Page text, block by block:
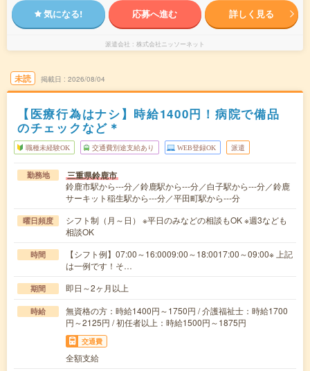
気になる! 応募へ進む 詳しく見る
派遣会社 株式会社ニッソーネット
未読 掲載日 2026/08/04
【医療行為はナシ】時給1400円！病院で備品
のチェックなど＊
職種未経験OK 交通費別途支給あり WEB登録OK 派遣
勤務地 三重県鈴鹿市
鈴鹿市駅から---分／鈴鹿駅から---分／白子駅から---分／鈴鹿
サーキット稲生駅から---分／平田町駅から---分
曜日頻度
シフト制（月～日） ※平日のみなどの相談もOK ※週3なども
相談OK
時間
【シフト例】07:00～16:0009:00～18:0017:00～09:00※ 上記
は一例です！そ…
期間 即日～2ヶ月以上
時給
無資格の方：時給1400円～1750円 / 介護福祉士：時給1700
円～2125円 / 初任者以上：時給1500円～1875円
交通費
全額支給